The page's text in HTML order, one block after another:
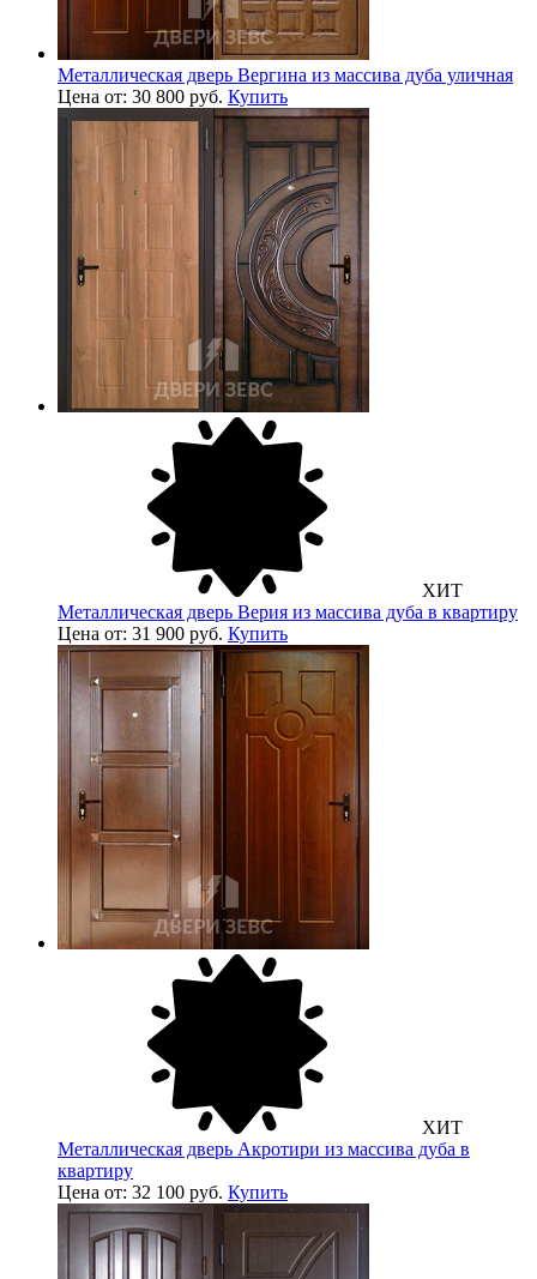
Металлическая дверь Вергина из массива дуба уличная
Цена от: 30 800 руб. Купить
ХИТ
Металлическая дверь Верия из массива дуба в квартиру
Цена от: 31 900 руб. Купить
ХИТ
Металлическая дверь Акротири из массива дуба в
квартиру
Цена от: 32 100 руб. Купить